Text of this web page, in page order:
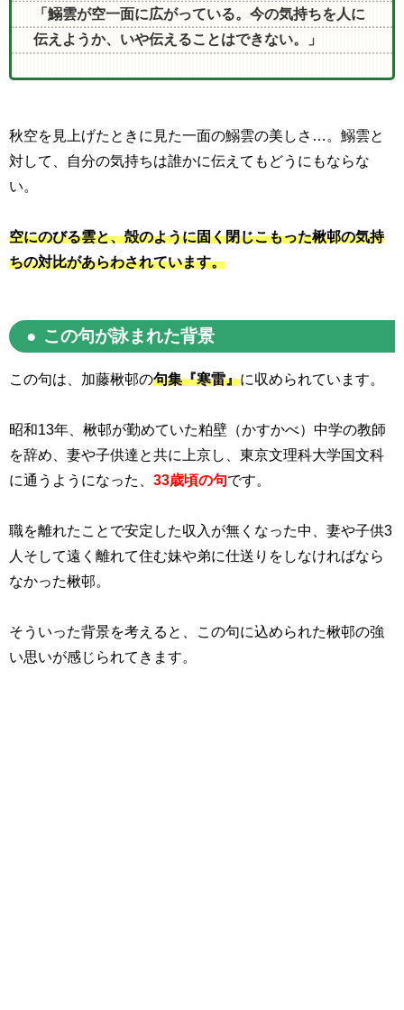
「鰯雲が空一面に広がっている。今の気持ちを人に
伝えようか、いや伝えることはできない。」
秋空を見上げたときに見た一面の鰯雲の美しさ…。鰯雲と
対して、自分の気持ちは誰かに伝えてもどうにもならな
い。
空にのびる雲と、殻のように固く閉じこもった楸邨の気持
ちの対比があらわされています。
この句が詠まれた背景
この句は、加藤楸邨の句集『寒雷』に収められています。
昭和13年、楸邨が勤めていた粕壁（かすかべ）中学の教師
を辞め、妻や子供達と共に上京し、東京文理科大学国文科
に通うようになった、 33歳頃の句です。
職を離れたことで安定した収入が無くなった中、妻や子供3
人そして遠く離れて住む妹や弟に仕送りをしなければなら
なかった楸邨。
そういった背景を考えると、この句に込められた楸邨の強
い思いが感じられてきます。